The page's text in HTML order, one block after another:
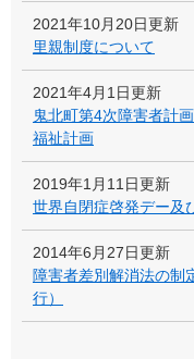
2021年10月20日更新
里親制度について
2021年4月1日更新
鬼北町第4次障害者計
福祉計画
2019年1月11日更新
世界自閉症啓発デー及
2014年6月27日更新
障害者差別解消法の制
行）